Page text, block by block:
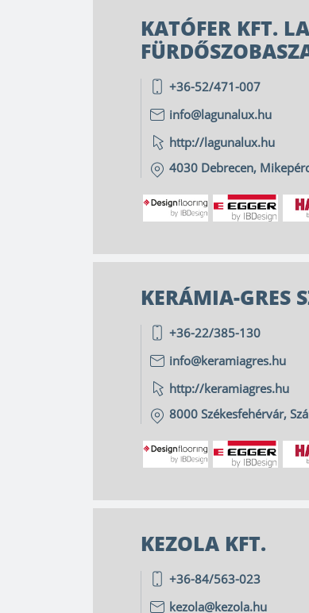
KATÓFER KFT.
+36-52/471-007
info@lagunalux.hu
http://lagunalux.hu
4030 Debrecen,
KERÁMIA-GRES
+36-22/385-130
info@keramiagres.hu
http://keramiagres.hu
8000 Székesfehérvár,
KEZOLA KFT.
+36-84/563-023
kezola@kezola.hu